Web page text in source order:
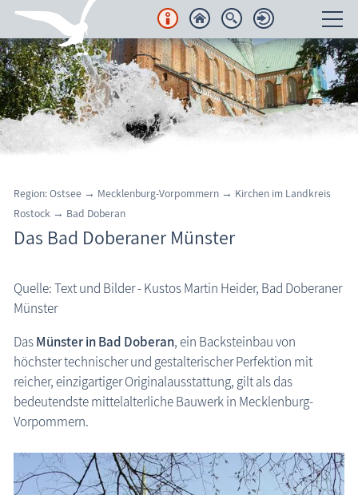
Unterkünfte
Regionales
Urlaubsorte
Karten
Veranstaltungen
Blog
Bad-Doberan: Münster
Region: Ostsee → Mecklenburg-Vorpommern → Kirchen im Landkreis
Rostock → Bad Doberan
Das Bad Doberaner Münster
Quelle: Text und Bilder - Kustos Martin Heider, Bad Doberaner
Münster
DasMünster in Bad Doberan, ein Backsteinbau von
höchster technischer und gestalterischer Perfektion mit
reicher, einzigartiger Originalausstattung, gilt als das
bedeutendste mittelalterliche Bauwerk in Mecklenburg-
Vorpommern.